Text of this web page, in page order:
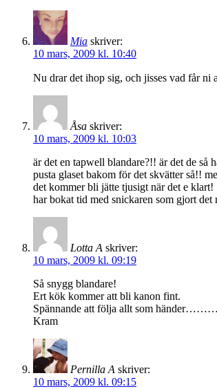
Mia skriver:
10 mars, 2009 kl. 10:40
Nu drar det ihop sig, och jisses vad får ni
Åsa skriver:
10 mars, 2009 kl. 10:03
är det en tapwell blandare?!! är det de så
pusta glaset bakom för det skvätter så!!
det kommer bli jätte tjusigt när det e klart!
har bokat tid med snickaren som gjort
Lotta A skriver:
10 mars, 2009 kl. 09:19
Så snygg blandare!
Ert kök kommer att bli kanon fint.
Spännande att följa allt som händer………
Kram
Pernilla A skriver:
10 mars, 2009 kl. 09:15